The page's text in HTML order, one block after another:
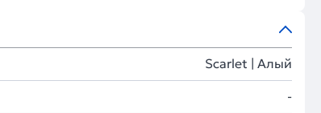
Scarlet | Алый
-